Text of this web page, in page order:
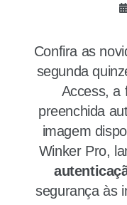
Confira as
segunda
Access, a
preenchida
imagem
Winker Pro,
segurança às